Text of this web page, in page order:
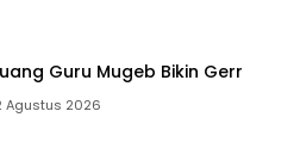
Guru Mugeb Bikin Gerr
Agustus 2026